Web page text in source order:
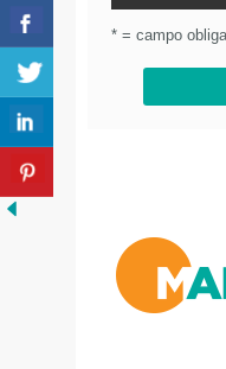
* = campo
© Circulo Marketing
reservados.